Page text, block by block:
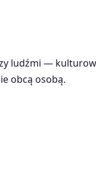
ludźmi —
obcą osobą.